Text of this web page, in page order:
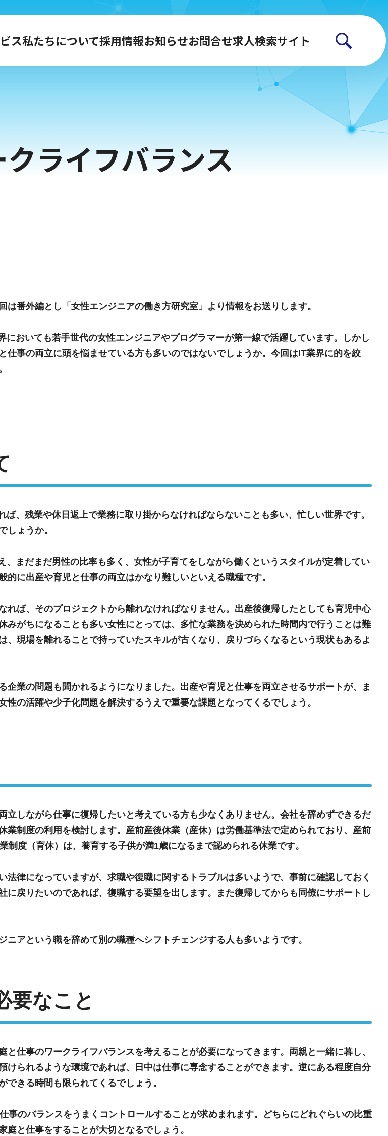
ス私たちについて採用情報お知らせお問合せ求人検索サイト
ライフバランス
番外編とし「女性エンジニアの働き方研究室」より情報をお送りします。
おいても若手世代の女性エンジニアやプログラマーが第一線で活躍しています。しかし
事の両立に頭を悩ませている方も多いのではないでしょうか。今回はIT業界に的を絞
、残業や休日返上で業務に取り掛からなければならないことも多い、忙しい世界です。
しょうか。
まだまだ男性の比率も多く、女性が子育てをしながら働くというスタイルが定着してい
に出産や育児と仕事の両立はかなり難しいといえる職種です。
ば、そのプロジェクトから離れなければなりません。出産後復帰したとしても育児中心
がちになることも多い女性にとっては、多忙な業務を決められた時間内で行うことは難
現場を離れることで持っていたスキルが古くなり、戻りづらくなるという現状もあるよ
業の問題も聞かれるようになりました。出産や育児と仕事を両立させるサポートが、ま
の活躍や少子化問題を解決するうえで重要な課題となってくるでしょう。
しながら仕事に復帰したいと考えている方も少なくありません。会社を辞めずできるだ
制度の利用を検討します。産前産後休業（産休）は労働基準法で定められており、産前
度（育休）は、養育する子供が満1歳になるまで認められる休業です。
律になっていますが、求職や復職に関するトラブルは多いようで、事前に確認しておく
戻りたいのであれば、復職する要望を出します。また復帰してからも同僚にサポートし
アという職を辞めて別の職種へシフトチェンジする人も多いようです。
要なこと
仕事のワークライフバランスを考えることが必要になってきます。両親と一緒に暮し、
られるような環境であれば、日中は仕事に専念することができます。逆にある程度自分
きる時間も限られてくるでしょう。
事のバランスをうまくコントロールすることが求めまれます。どちらにどれぐらいの比重
と仕事をすることが大切となるでしょう。